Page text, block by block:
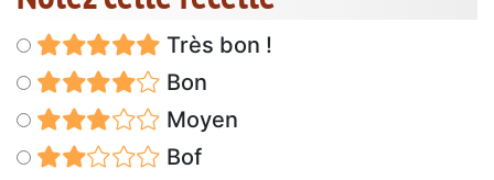
Très bon !
Bon
Moyen
Bof